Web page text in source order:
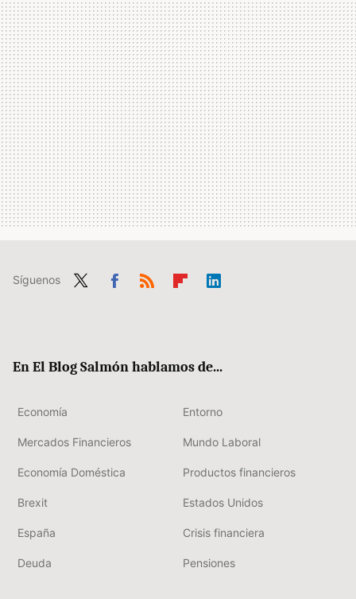
Síguenos
En El Blog Salmón hablamos de...
Economía Entorno
Mercados Financieros Mundo Laboral
Economía Doméstica Productos financieros
Brexit Estados Unidos
España Crisis financiera
Deuda Pensiones